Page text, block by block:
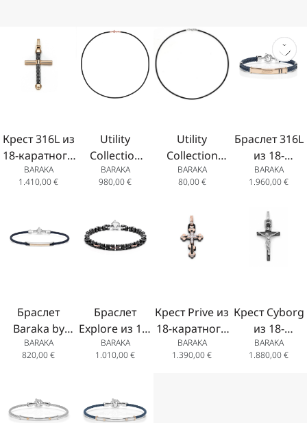
Крест 316L из
18-каратного
розового и
белого золота
сталью и
BARAKA
1.410,00€
Utility
Collection
Колье из
Каучука с
из
Розового
Золота
BARAKA
980,00€
Utility
Collection
Колье из
каучука и
нержавеющей
стали 55cm
BARAKA
80,00€
Браслет 316L
из 18-
каратного
розового
нержавеющей
сталью, синим
PVD-
BARAKA
1.960,00€
Браслет
Baraka by
Pininfarina из
18-каратного
серебром,
BARAKA
820,00€
Браслет
Explore из 18-
каратного
розового
покрытием,
BARAKA
1.010,00€
Крест Prive из
18-каратного
розового и
белого золота
BARAKA
1.390,00€
Крест Cyborg
из 18-
каратного
белого золота
BARAKA
1.880,00€